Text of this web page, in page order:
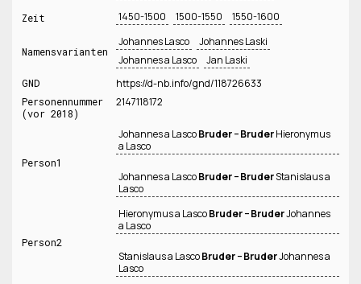
Zeit 1450-1500 1500-1550 1550-1600
Namensvarianten
Johannes Lasco
Johannes Laski
Johannes a Lasco
Jan Laski
GND https://d-nb.info/gnd/118726633
Personennummer
(vor 2018)
2147118172
Person1
Johannes a LascoBruder − BruderHieronymus
a Lasco
Johannes a LascoBruder − BruderStanislaus a
Lasco
Person2
Hieronymus a LascoBruder − BruderJohannes
a Lasco
Stanislaus a LascoBruder − BruderJohannes a
Lasco